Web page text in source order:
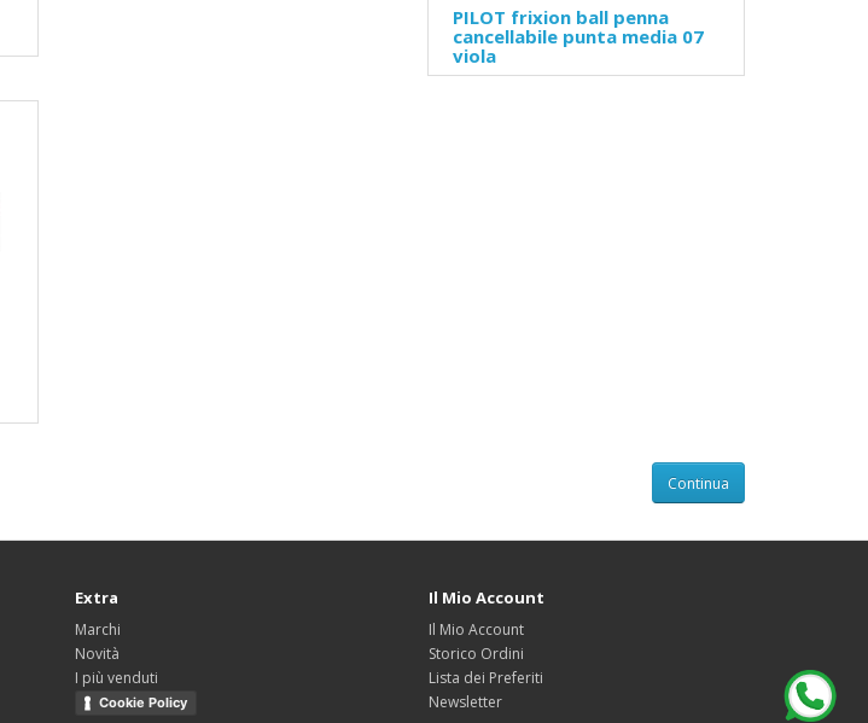
PILOT frixion ball penna
cancellabile punta media 07
viola
Continua
Extra
Marchi
Novità
I più venduti
Cookie Policy
Il Mio Account
Il Mio Account
Storico Ordini
Lista dei Preferiti
Newsletter